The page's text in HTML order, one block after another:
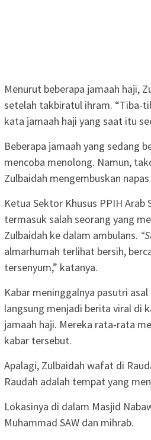
Menurut beberapa jamaah haji,
setelah takbiratul ihram. “Tiba-
kata jamaah haji yang saat itu
Beberapa jamaah yang sedang
mencoba menolong. Namun,
Zulbaidah mengembuskan
Ketua Sektor Khusus PPIH Arab
termasuk salah seorang yang
Zulbaidah ke dalam ambulans.
almarhumah terlihat bersih,
tersenyum,” katanya.
Kabar meninggalnya pasutri
langsung menjadi berita viral di
jamaah haji. Mereka rata-rata
kabar tersebut.
Apalagi, Zulbaidah wafat di
Raudah adalah tempat yang
Lokasinya di dalam Masjid
Muhammad SAW dan mihrab.